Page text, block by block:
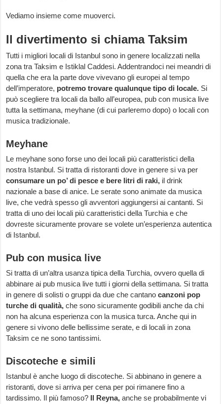
Vediamo insieme come muoverci.
Il divertimento si chiama Taksim
Tutti i migliori locali di Istanbul sono in genere localizzati nella
zona tra Taksim e Istiklal Caddesi. Addentrandoci nei meandri di
quella che era la parte dove vivevano gli europei al tempo
dell’imperatore, potremo trovare qualunque tipo di locale. Si
può scegliere tra locali da ballo all’europea, pub con musica live
tutta la settimana, meyhane (di cui parleremo dopo) o locali con
musica tradizionale.
Meyhane
Le meyhane sono forse uno dei locali più caratteristici della
nostra Istanbul. Si tratta di ristoranti dove in genere si va per
consumare un po’ di pesce e bere litri di raki, il drink
nazionale a base di anice. Le serate sono animate da musica
live, che vedrà spesso gli avventori aggiungersi ai cantanti. Si
tratta di uno dei locali più caratteristici della Turchia e che
dovreste sicuramente provare se volete un’esperienza autentica
di Istanbul.
Pub con musica live
Si tratta di un’altra usanza tipica della Turchia, ovvero quella di
abbinare ai pub musica live tutti i giorni della settimana. Si tratta
in genere di solisti o gruppi da due che cantanocanzoni pop
turche di qualità, che sono sicuramente godibili anche da chi
non ha alcuna esperienza con la musica turca. Anche qui in
genere si vivono delle bellissime serate, e di locali in zona
Taksim ce ne sono tantissimi.
Discoteche e simili
Istanbul è anche luogo di discoteche. Si abbinano in genere a
ristoranti, dove si arriva per cena per poi rimanere fino a
tardissimo. Il più famoso? Il Reyna, anche se probabilmente vi